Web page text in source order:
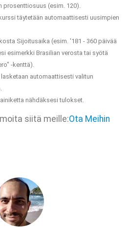
prosenttiosuus (esim. 120).
täytetään automaattisesti uusimpien
Sijoitusaika (esim. '181 - 360 päivää
esimerkki Brasilian verosta tai syötä
-kenttä).
automaattisesti valitun
nähdäksesi tulokset.
siitä meille:Ota Meihin